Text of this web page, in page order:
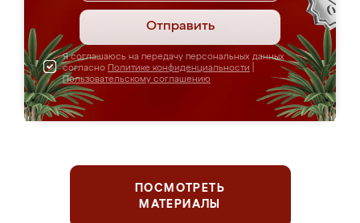
Отправить
Я соглашаюсь на передачу персональных данных
согласно Политике конфиденциальности
Пользовательскому соглашению
ПОСМОТРЕТЬ
МАТЕРИАЛЫ